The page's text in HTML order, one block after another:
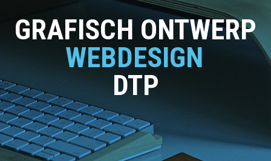
GRAFISCH ONTWERP
WEBDESIGN
DTP